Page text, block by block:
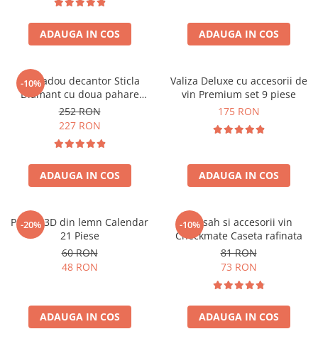
ADAUGA IN COS ADAUGA IN COS
-10%
Set cadou decantor Sticla
Diamant cu doua pahare
Deluxe
252 RON
227 RON
ADAUGA IN COS
Valiza Deluxe cu accesorii de
vin Premium set 9 piese
175 RON
ADAUGA IN COS
-20%
Puzzle 3D din lemn Calendar
21 Piese
60 RON
48 RON
ADAUGA IN COS
-10%
Set sah si accesorii vin
Checkmate Caseta rafinata
81 RON
73 RON
ADAUGA IN COS